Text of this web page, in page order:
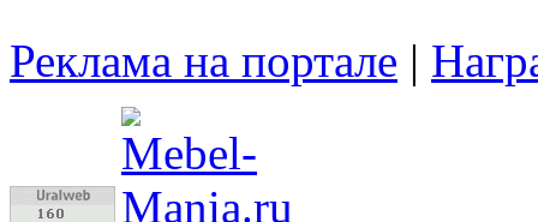
Реклама на портале |